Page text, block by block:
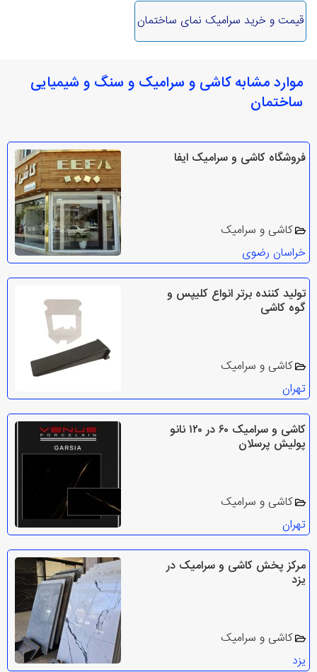
قیمت و خرید سرامیک نمای ساختمان
موارد مشابه کاشی و سرامیک و سنگ و شیمیایی
ساختمان
فروشگاه کاشی و سرامیک ایفا
کاشی و سرامیک
خراسان رضوی
تولید کننده برتر انواع کلیپس و
گوه کاشی
کاشی و سرامیک
تهران
کاشی و سرامیک ۶۰ در ۱۲۰ نانو
پولیش پرسلان
کاشی و سرامیک
تهران
مرکز پخش کاشی و سرامیک در
یزد
کاشی و سرامیک
یزد